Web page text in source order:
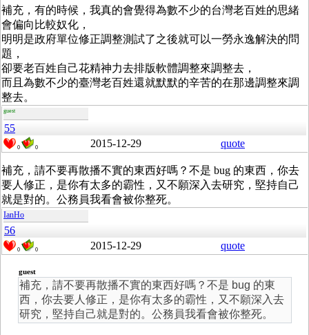
補充，有的時候，我真的會覺得為數不少的台灣老百姓的思緒
會偏向比較奴化，
明明是政府單位修正調整測試了之後就可以一勞永逸解決的問
題，
卻要老百姓自己花精神力去排版軟體調整來調整去，
而且為數不少的臺灣老百姓還就默默的辛苦的在那邊調整來調
整去。
guest
55
0 0 2015-12-29 quote
補充，請不要再散播不實的東西好嗎？不是 bug 的東西，你去
要人修正，是你有太多的霸性，又不願深入去研究，堅持自己
就是對的。公務員我看會被你整死。
IanHo
56
0 0 2015-12-29 quote
guest
補充，請不要再散播不實的東西好嗎？不是 bug 的東
西，你去要人修正，是你有太多的霸性，又不願深入去
研究，堅持自己就是對的。公務員我看會被你整死。